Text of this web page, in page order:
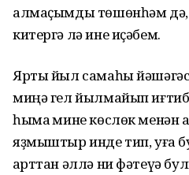
алмаҫымды төшөнһәм дә,
китергә лә ине иҫәбем.
Ярты йыл самаһы
миңә гел йылмайып
һымаҡ мине көслөк
яҙмыштыр инде тип, уға
ҡарттан әллә ни фәтеүә